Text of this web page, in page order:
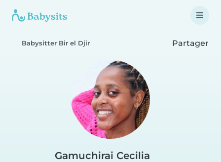
Babysitter Bir el Djir Partager
Gamuchirai Cecilia